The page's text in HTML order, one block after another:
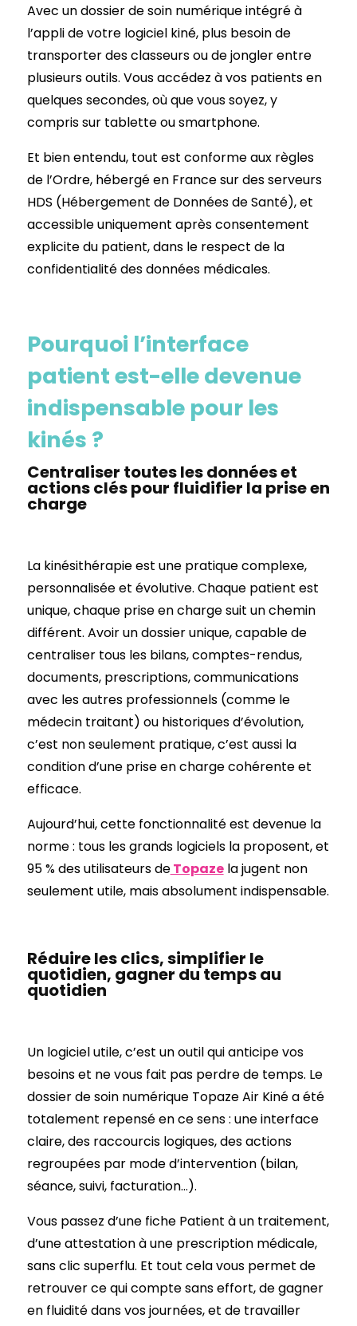
Avec un dossier de soin numérique intégré à
l’appli de votre logiciel kiné, plus besoin de
transporter des classeurs ou de jongler entre
plusieurs outils. Vous accédez à vos patients en
quelques secondes, où que vous soyez, y
compris sur tablette ou smartphone.
Et bien entendu, tout est conforme aux règles
de l’Ordre, hébergé en France sur des serveurs
HDS (Hébergement de Données de Santé), et
accessible uniquement après consentement
explicite du patient, dans le respect de la
confidentialité des données médicales.
Pourquoi l’interface
patient est-elle devenue
indispensable pour les
kinés ?
Centraliser toutes les données et
actions clés pour fluidifier la prise en
charge
La kinésithérapie est une pratique complexe,
personnalisée et évolutive. Chaque patient est
unique, chaque prise en charge suit un chemin
différent. Avoir un dossier unique, capable de
centraliser tous les bilans, comptes-rendus,
documents, prescriptions, communications
avec les autres professionnels (comme le
médecin traitant) ou historiques d’évolution,
c’est non seulement pratique, c’est aussi la
condition d’une prise en charge cohérente et
efficace.
Aujourd’hui, cette fonctionnalité est devenue la
norme : tous les grands logiciels la proposent, et
95 % des utilisateurs deTopazela jugent non
seulement utile, mais absolument indispensable.
Réduire les clics, simplifier le
quotidien, gagner du temps au
quotidien
Un logiciel utile, c’est un outil qui anticipe vos
besoins et ne vous fait pas perdre de temps. Le
dossier de soin numérique Topaze Air Kiné a été
totalement repensé en ce sens : une interface
claire, des raccourcis logiques, des actions
regroupées par mode d’intervention (bilan,
séance, suivi, facturation…).
Vous passez d’une fiche Patient à un traitement,
d’une attestation à une prescription médicale,
sans clic superflu. Et tout cela vous permet de
retrouver ce qui compte sans effort, de gagner
en fluidité dans vos journées, et de travailler